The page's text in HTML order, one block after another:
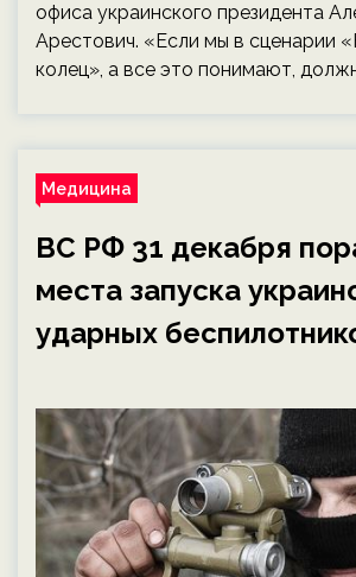
офиса украинского президента
Арестович. «Если мы в сценарии
колец», а все это понимают,
Медицина
ВС РФ 31 декабря
места запуска
ударных